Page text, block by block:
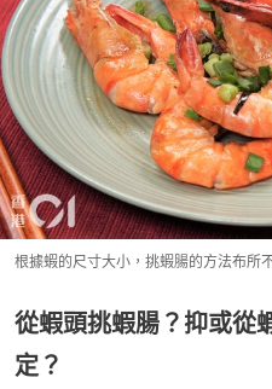
根據蝦的尺寸大小，挑蝦腸的方法布所
從蝦頭挑蝦腸？抑或從
定？